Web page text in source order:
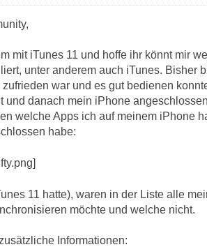
mit iTunes 11 und hoffe ihr könnt mir
unter anderem auch iTunes. Bisher
war und es gut bedienen
und danach mein iPhone
welche Apps ich auf meinem iPhone
habe:
11 hatte), waren in der Liste alle
möchte und welche nicht.
Informationen: